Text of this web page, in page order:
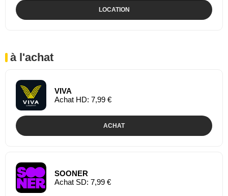
LOCATION
à l'achat
VIVA
Achat HD: 7,99 €
ACHAT
SOONER
Achat SD: 7,99 €